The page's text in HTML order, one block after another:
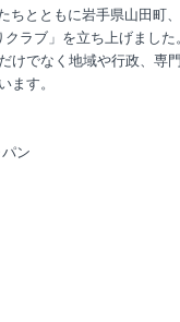
ちとともに岩手県山田町
ラブ」を立ち上げまし
けでなく地域や行政、専
ます。
ン